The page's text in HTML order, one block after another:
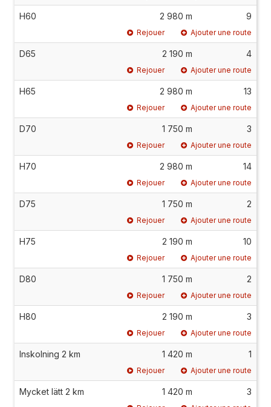
H60 2 980 m 9
Rejouer Ajouter une route
D65 2 190 m 4
Rejouer Ajouter une route
H65 2 980 m 13
Rejouer Ajouter une route
D70 1 750 m 3
Rejouer Ajouter une route
H70 2 980 m 14
Rejouer Ajouter une route
D75 1 750 m 2
Rejouer Ajouter une route
H75 2 190 m 10
Rejouer Ajouter une route
D80 1 750 m 2
Rejouer Ajouter une route
H80 2 190 m 3
Rejouer Ajouter une route
Inskolning 2 km 1 420 m 1
Rejouer Ajouter une route
Mycket lätt 2 km 1 420 m 3